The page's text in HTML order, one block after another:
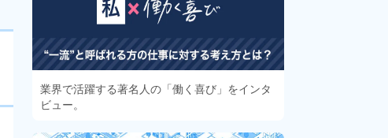
業界で活躍する著名人の「働く喜び」をインタ
ビュー。